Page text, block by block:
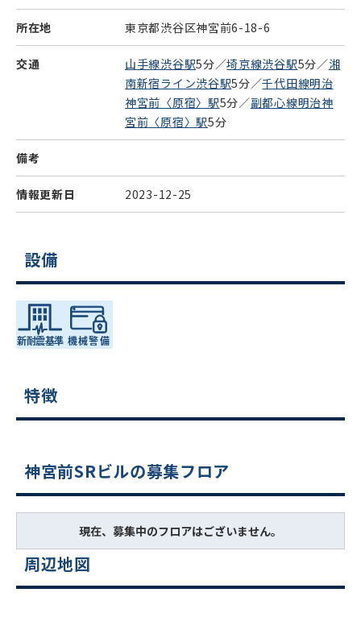
所在地 東京都渋谷区神宮前6-18-6
交通 山手線渋谷駅5分／埼京線渋谷駅5分／湘
南新宿ライン渋谷駅5分／千代田線明治
神宮前〈原宿〉駅5分／副都心線明治神
宮前〈原宿〉駅5分
備考
情報更新日 2023-12-25
設備
特徴
神宮前SRビルの募集フロア
現在、募集中のフロアはございません。
周辺地図